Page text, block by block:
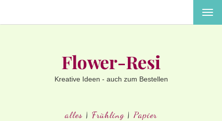
Flower-Resi
Kreative Ideen - auch zum Bestellen
alles | Frühling | Papier